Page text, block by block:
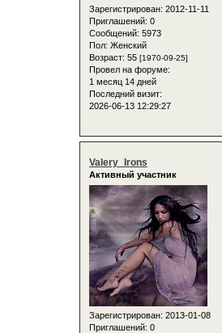
Зарегистрирован: 2012-11-11
Приглашений: 0
Сообщений: 5973
Пол: Женский
Возраст: 55 [1970-09-25]
Провел на форуме:
1 месяц 14 дней
Последний визит:
2026-06-13 12:29:27
Valery_Irons
Активный участник
Зарегистрирован: 2013-01-08
Приглашений: 0